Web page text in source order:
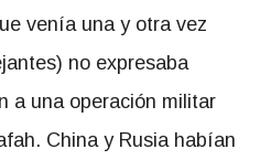
venía una y otra vez
no expresaba
a una operación militar
China y Rusia habían